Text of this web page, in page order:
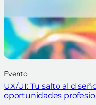
Evento
UX/UI: Tu salto al
oportunidades